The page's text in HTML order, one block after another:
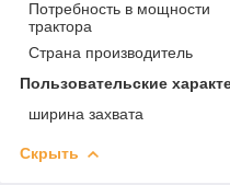
Потребность в мощности
трактора
Страна производитель
Пользовательские
ширина захвата
Скрыть